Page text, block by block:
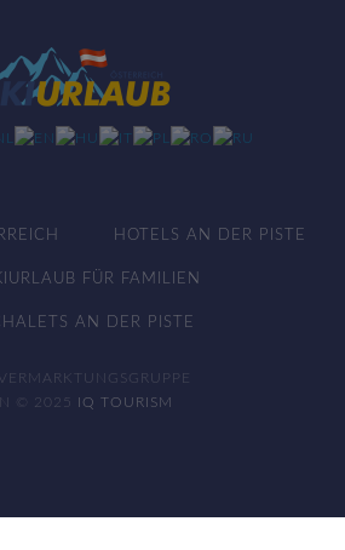
HOTELS AN DER PISTE
FÜR FAMILIEN
AN DER PISTE
© 2025 IQ TOURISM